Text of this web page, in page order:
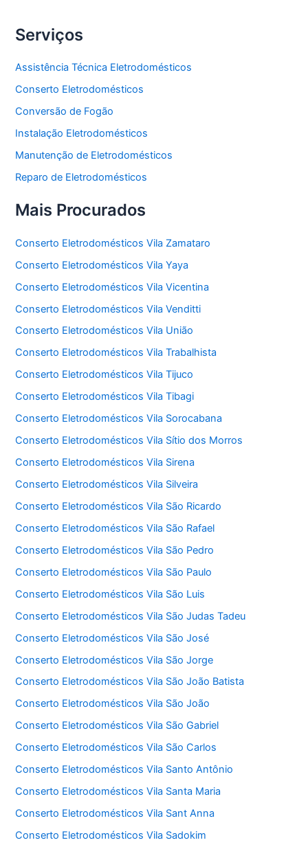
Serviços
Assistência Técnica Eletrodomésticos
Conserto Eletrodomésticos
Conversão de Fogão
Instalação Eletrodomésticos
Manutenção de Eletrodomésticos
Reparo de Eletrodomésticos
Mais Procurados
Conserto Eletrodomésticos Vila Zamataro
Conserto Eletrodomésticos Vila Yaya
Conserto Eletrodomésticos Vila Vicentina
Conserto Eletrodomésticos Vila Venditti
Conserto Eletrodomésticos Vila União
Conserto Eletrodomésticos Vila Trabalhista
Conserto Eletrodomésticos Vila Tijuco
Conserto Eletrodomésticos Vila Tibagi
Conserto Eletrodomésticos Vila Sorocabana
Conserto Eletrodomésticos Vila Sítio dos Morros
Conserto Eletrodomésticos Vila Sirena
Conserto Eletrodomésticos Vila Silveira
Conserto Eletrodomésticos Vila São Ricardo
Conserto Eletrodomésticos Vila São Rafael
Conserto Eletrodomésticos Vila São Pedro
Conserto Eletrodomésticos Vila São Paulo
Conserto Eletrodomésticos Vila São Luis
Conserto Eletrodomésticos Vila São Judas Tadeu
Conserto Eletrodomésticos Vila São José
Conserto Eletrodomésticos Vila São Jorge
Conserto Eletrodomésticos Vila São João Batista
Conserto Eletrodomésticos Vila São João
Conserto Eletrodomésticos Vila São Gabriel
Conserto Eletrodomésticos Vila São Carlos
Conserto Eletrodomésticos Vila Santo Antônio
Conserto Eletrodomésticos Vila Santa Maria
Conserto Eletrodomésticos Vila Sant Anna
Conserto Eletrodomésticos Vila Sadokim